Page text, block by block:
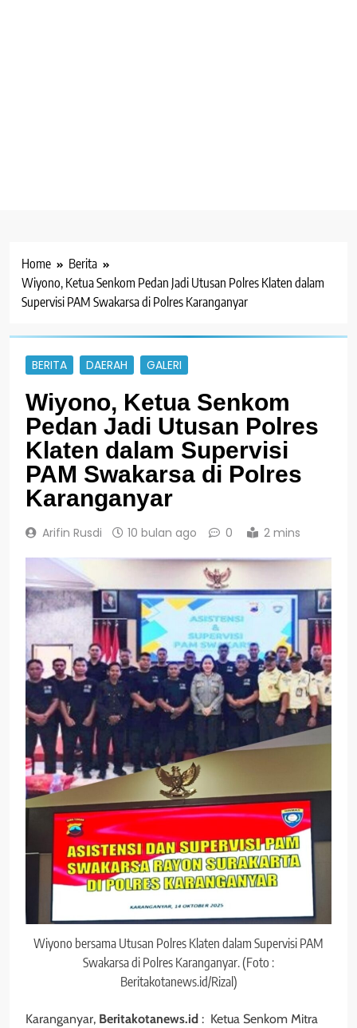
Home
Berita
Wiyono, Ketua Senkom Pedan Jadi Utusan Polres Klaten dalam
Supervisi PAM Swakarsa di Polres Karanganyar
BERITA DAERAH GALERI
Wiyono, Ketua Senkom
Pedan Jadi Utusan Polres
Klaten dalam Supervisi
PAM Swakarsa di Polres
Karanganyar
Arifin Rusdi 10 bulan ago 0 2 mins
Wiyono bersama Utusan Polres Klaten dalam Supervisi PAM
Swakarsa di Polres Karanganyar. (Foto :
Beritakotanews.id/Rizal)
Karanganyar, Beritakotanews.id : Ketua Senkom Mitra